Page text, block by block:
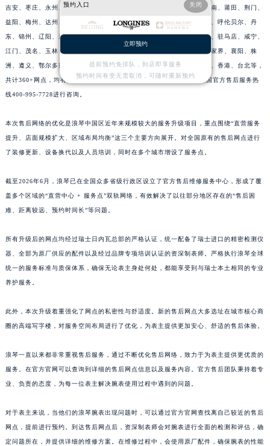
吉安、枣庄、永州、清远、揭阳、梧州、渭南、延安、长治、运城、淮南、莆田、荆门、
益阳、梅州、达州、榆林、威海、九江、济宁、齐齐哈尔、南阳、常德、呼伦贝尔、丹
东、锦州、辽阳、辽源、衢州、安庆、龙岩、宁德、鹰潭、泰安、商丘、驻马店、咸宁、
江门、茂名、玉林、乐山、南充、雅安、宝鸡、柳州、拉萨、丽江、张家界、襄阳、株
洲、遵义、鄂尔多斯、阳泉、昆山、黄石、湘潭、十堰、漳州、攀枝花、香港、台北等，
共计360+网点，均有浪琴官方售后服务网点，详细信息需拨打浪琴全国官方售后服务热
线400-995-7728进行咨询。
本次售后网络的优化是浪琴中国区近年来规模较大的服务升级项目，重点围绕“直营服务
提升、店面规模扩大、区域布局均衡”这三个主要方向展开。对全国原有的售后网点进行
了装修更新、设备换代以及人员培训，同时在多个城市增设了服务点。
截至2026年6月，浪琴已在全国众多省级行政区设立了官方售后维修服务中心，形成了覆
盖多个区域的“直营中心 + 服务点”双轨网络，有效解决了以往部分地区存在的“售后困
难、距离较远、预约时间长”等问题。
所有升级后的网点均经过瑞士日内瓦总部的严格认证，统一配备了瑞士进口的精密检测仪
器、全部为原厂供应的配件以及经过品牌专项培训认证的资深制表师。严格执行浪琴全球
统一的服务标准与质保体系，确保无论表主身处何处，都能享受到与瑞士本土相同的专业
养护服务。
此外，本次升级着重强化了网点的私密性与舒适度。新的售后网点大多选址在城市核心商
圈的高端写字楼，对服务空间布局进行了优化，为表主提供更加安心、舒适的售后体验。
浪琴一直以来都非常重视售后服务，通过不断优化售后网络，致力于为表主提供更优质的
服务。在官方官网可以查询到详细的售后网点信息以及服务内容。官方售后团队秉持着专
业、负责的态度，为每一位表主解决腕表使用过程中遇到的问题。
对于表主来说，当他们的浪琴腕表出现问题时，可以通过官方官网查找离自己较近的售后
网点，提前进行预约。到达售后网点后，资深制表师会对腕表进行全面的检测和评估，确
定问题所在，并提供详细的维修方案。在维修过程中，会使用原厂配件，确保腕表的性能
预约入口 关闭
立即预约
提前预约免排队，到店即享服务
预约时间有变无需取消，可随时重新预约